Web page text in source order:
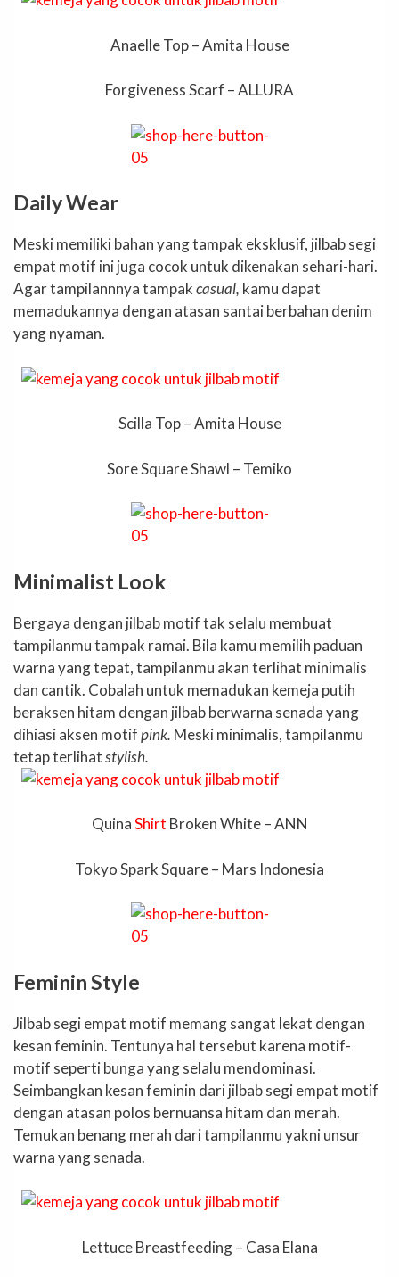
Anaelle Top – Amita House
Forgiveness Scarf – ALLURA
Daily Wear
Meski memiliki bahan yang tampak eksklusif, jilbab segi
empat motif ini juga cocok untuk dikenakan sehari-hari.
Agar tampilannnya tampakcasual, kamu dapat
memadukannya dengan atasan santai berbahan denim
yang nyaman.
Scilla Top – Amita House
Sore Square Shawl – Temiko
Minimalist Look
Bergaya dengan jilbab motif tak selalu membuat
tampilanmu tampak ramai. Bila kamu memilih paduan
warna yang tepat, tampilanmu akan terlihat minimalis
dan cantik. Cobalah untuk memadukan kemeja putih
beraksen hitam dengan jilbab berwarna senada yang
dihiasi aksen motifpink. Meski minimalis, tampilanmu
tetap terlihatstylish.
QuinaShirt Broken White – ANN
Tokyo Spark Square – Mars Indonesia
Feminin Style
Jilbab segi empat motif memang sangat lekat dengan
kesan feminin. Tentunya hal tersebut karena motif-
motif seperti bunga yang selalu mendominasi.
Seimbangkan kesan feminin dari jilbab segi empat motif
dengan atasan polos bernuansa hitam dan merah.
Temukan benang merah dari tampilanmu yakni unsur
warna yang senada.
Lettuce Breastfeeding – Casa Elana